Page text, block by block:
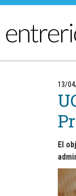
Ir al menú principal
13/
El